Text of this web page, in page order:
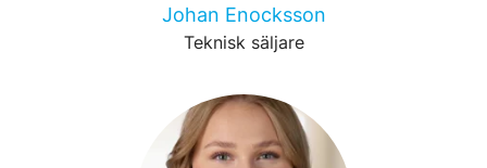
Johan Enocksson
Teknisk säljare